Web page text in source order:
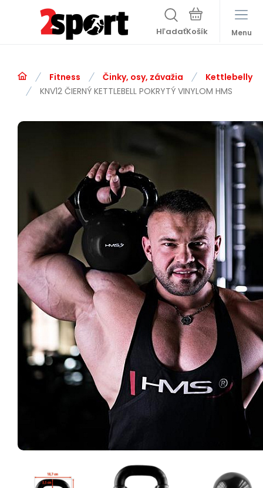
Hľadať Menu
Fitness Činky, osy, závažia
Kettlebelly
KNV12 ČIERNÝ KETTLEBELL POKRYTÝ VINYLOM HMS